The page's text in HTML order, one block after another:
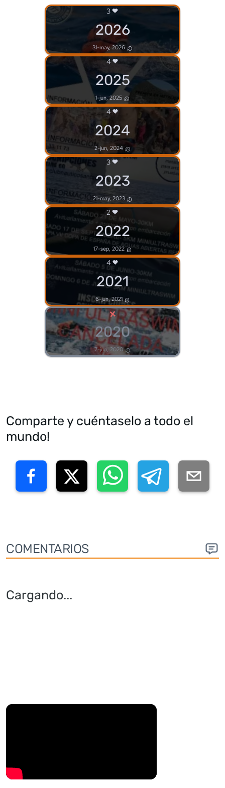
3
2026
31-may, 2026
4
2025
1-jun, 2025
4
2024
2-jun, 2024
3
2023
21-may, 2023
2
2022
17-sep, 2022
4
2021
6-jun, 2021
×
2020
7-jun, 2020
Comparte y cuéntaselo a todo el
mundo!
COMENTARIOS
Cargando...